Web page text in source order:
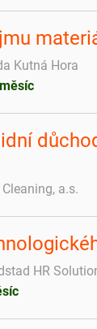
Kutná Hora
a.s.
HR